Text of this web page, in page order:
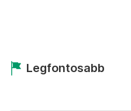
Legfontosabb